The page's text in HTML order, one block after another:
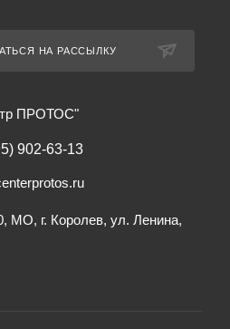
НА РАССЫЛКУ
ПРОТОС"
902-63-13
МО, г. Королев, ул. Ленина,